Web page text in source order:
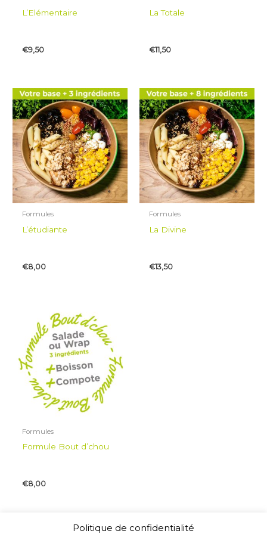
L’Elémentaire
€9,50
La Totale
€11,50
Formules
L’étudiante
€8,00
Formules
La Divine
€13,50
Formules
Formule Bout d’chou
€8,00
Politique de confidentialité